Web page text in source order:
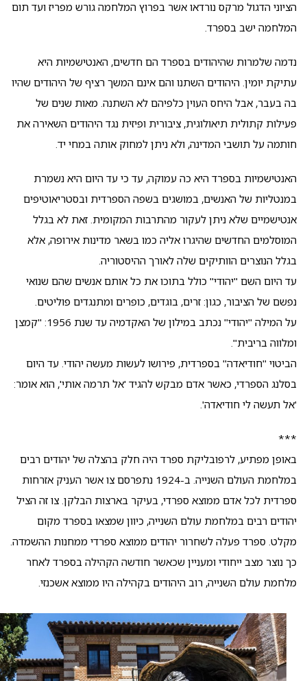
הציוני הדגול מרקס נורדאו אשר בפרוץ המלחמה גורש מפריז ועד תום
המלחמה ישב בספרד.
נדמה שלמרות שהיהודים בספרד הם חדשים, האנטישמיות היא
עתיקת יומין. היהודים השתנו והם אינם המשך רציף של היהודים שהיו
בה בעבר, אבל היחס העוין כלפיהם לא השתנה. מאות שנים של
פעילות קתולית תיאולוגית, ציבורית ופיזית נגד היהודים השאירה את
חותמה על תושבי המדינה, ולא ניתן למחוק אותה במחי יד.
האנטישמיות בספרד היא כה עמוקה, עד כי עד היום היא נשמרת
במנטליות של האנשים, במושגים בשפה הספרדית ובסטריאוטיפים
אנטישמיים שלא ניתן לעקור מהתרבות המקומית. זאת לא בגלל
המוסלמים החדשים שהיגרו אליה כמו בשאר מדינות אירופה, אלא
בגלל הנוצרים הוותיקים שלה לאורך ההיסטוריה.
עד היום השם "יהודי" כולל בתוכו את כל אותם אנשים שהם שנואי
נפשם של הציבור, כגון: זרים, בוגדים, כופרים ומתנגדים פוליטים.
על המילה "יהודי" נכתב במילון של האקדמיה עד שנת 1956: "קמצן
ומלווה בריבית".
הביטוי "חודיאדה" בספרדית, פירושו לעשות מעשה יהודי. עד היום
בסלנג הספרדי, כאשר אדם מבקש להגיד 'אל תרמה אותי', הוא אומר:
'אל תעשה לי חודיאדה'.
***
באופן מפתיע, לרפובליקת ספרד היה חלק בהצלה של יהודים רבים
במלחמת העולם השנייה. ב-1924 נתפרסם צו אשר העניק אזרחות
ספרדית לכל אדם ממוצא ספרדי, בעיקר בארצות הבלקן. צו זה הציל
יהודים רבים במלחמת עולם השנייה, כיוון שמצאו בספרד מקום
מקלט. ספרד פעלה לשחרור יהודים ממוצא ספרדי ממחנות ההשמדה.
כך נוצר מצב ייחודי ומעניין שכאשר חודשה הקהילה בספרד לאחר
מלחמת עולם השנייה, רוב היהודים בקהילה היו ממוצא אשכנזי.